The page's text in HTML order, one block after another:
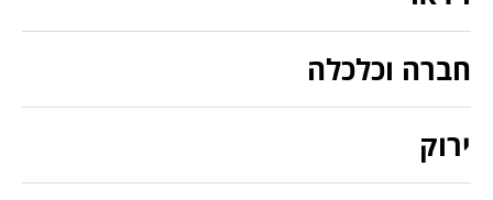
חברה וכלכלה
ירוק